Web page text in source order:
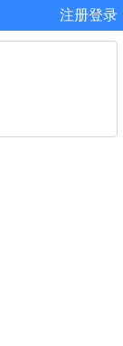
注册登录